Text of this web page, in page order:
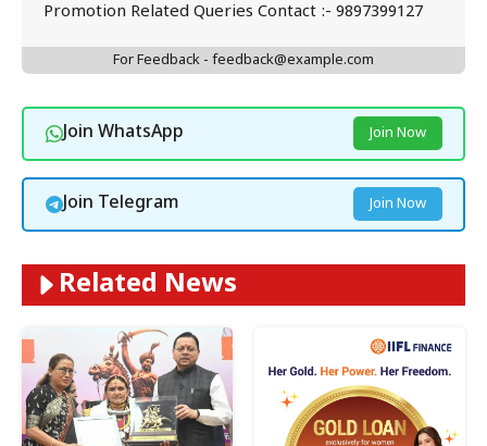
Promotion Related Queries Contact :- 9897399127
For Feedback - feedback@example.com
Join WhatsApp Join Now
Join Telegram Join Now
Related News